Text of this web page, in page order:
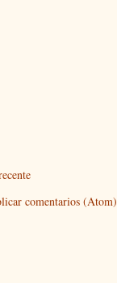
comentarios (Atom)